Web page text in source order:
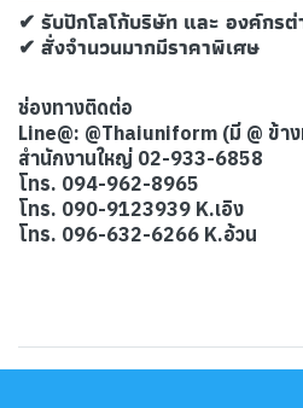
✔ รับปักโลโก้บริษัท และ องค์กรต่
✔ สั่งจำนวนมากมีราคาพิเศษ
ช่องทางติดต่อ
Line@: @Thaiuniform (มี @ ข้า
สำนักงานใหญ่ 02-933-6858
โทร. 094-962-8965
โทร. 090-9123939 K.เอิง
โทร. 096-632-6266 K.อ้วน